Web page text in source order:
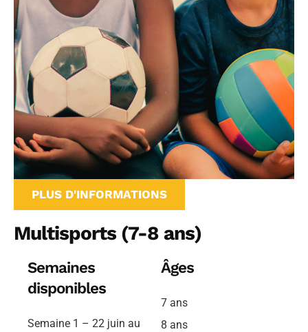
PLUS D'INFORMATIONS
Multisports (7-8 ans)
Semaines
disponibles
Semaine 1 – 22 juin au
Âges
7 ans
8 ans